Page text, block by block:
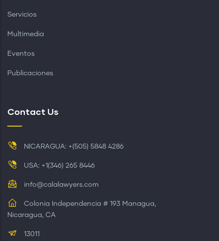
Servicios
Multimedia
Eventos
Publicaciones
Contact Us
NICARAGUA: +(505) 5848 4286
USA: +1(346) 265 8446
info@calalawyers.com
Colonia Independencia # 193 Managua,
Nicaragua, CA
13011